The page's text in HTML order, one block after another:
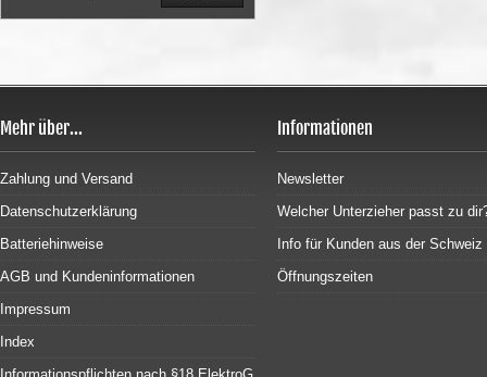
Mehr über...
Zahlung und Versand
Datenschutzerklärung
Batteriehinweise
AGB und Kundeninformationen
Impressum
Index
Informationen
Newsletter
Welcher Unterzieher passt zu
Info für Kunden aus der Schweiz
Öffnungszeiten